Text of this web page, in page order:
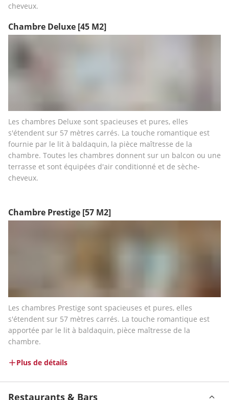
cheveux.
Chambre Deluxe [45 M2]
Les chambres Deluxe sont spacieuses et pures, elles
s'étendent sur 57 mètres carrés. La touche romantique est
fournie par le lit à baldaquin, la pièce maîtresse de la
chambre. Toutes les chambres donnent sur un balcon ou une
terrasse et sont équipées d'air conditionné et de sèche-
cheveux.
Chambre Prestige [57 M2]
Les chambres Prestige sont spacieuses et pures, elles
s'étendent sur 57 mètres carrés. La touche romantique est
apportée par le lit à baldaquin, pièce maîtresse de la
chambre.
Plus de détails
Restaurants & Bars